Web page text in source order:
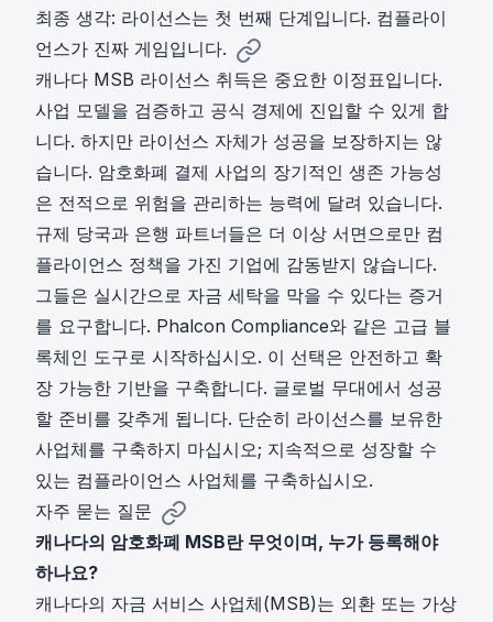
최종 생각: 라이선스는 첫 번째 단계입니다. 컴플라이
언스가 진짜 게임입니다.
캐나다 MSB 라이선스 취득은 중요한 이정표입니다.
사업 모델을 검증하고 공식 경제에 진입할 수 있게 합
니다. 하지만 라이선스 자체가 성공을 보장하지는 않
습니다. 암호화폐 결제 사업의 장기적인 생존 가능성
은 전적으로 위험을 관리하는 능력에 달려 있습니다.
규제 당국과 은행 파트너들은 더 이상 서면으로만 컴
플라이언스 정책을 가진 기업에 감동받지 않습니다.
그들은 실시간으로 자금 세탁을 막을 수 있다는 증거
를 요구합니다. Phalcon Compliance와 같은 고급 블
록체인 도구로 시작하십시오. 이 선택은 안전하고 확
장 가능한 기반을 구축합니다. 글로벌 무대에서 성공
할 준비를 갖추게 됩니다. 단순히 라이선스를 보유한
사업체를 구축하지 마십시오; 지속적으로 성장할 수
있는 컴플라이언스 사업체를 구축하십시오.
자주 묻는 질문
캐나다의 암호화폐 MSB란 무엇이며, 누가 등록해야
하나요?
캐나다의 자금 서비스 사업체(MSB)는 외환 또는 가상